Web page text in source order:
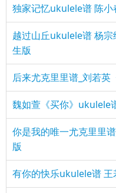
独家记忆ukulele谱 陈
越过山丘ukulele谱 杨宗
生版
后来尤克里里谱_刘若
魏如萱《买你》ukulele
你是我的唯一尤克里里
版
有你的快乐ukulele谱 王